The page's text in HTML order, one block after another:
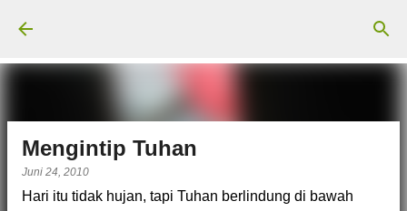
Mengintip Tuhan
Juni 24, 2010
Hari itu tidak hujan, tapi Tuhan berlindung di bawah